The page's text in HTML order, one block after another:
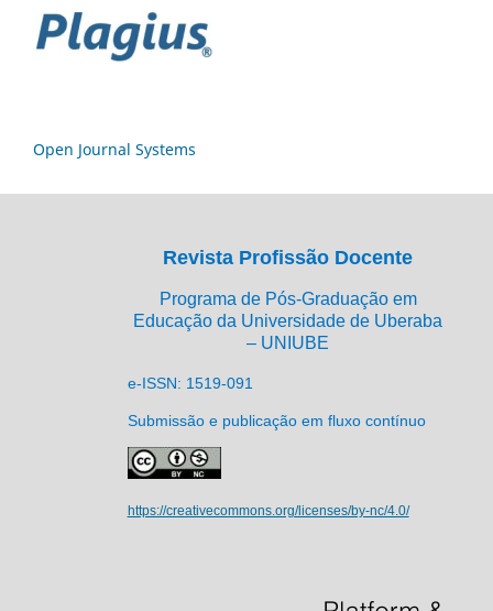
Open Journal Systems
Revista Profissão Docente
Programa de Pós-Graduação em
Educação da Universidade de Uberaba
– UNIUBE
e-ISSN: 1519-091
Submissão e publicação em fluxo contínuo
https://creativecommons.org/licenses/by-nc/4.0/